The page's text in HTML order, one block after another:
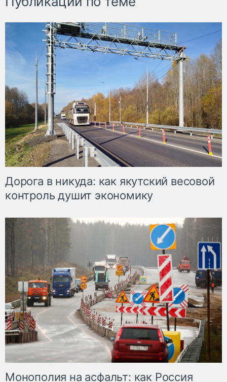
Дорога в никуда: как якутский весовой
контроль душит экономику
Монополия на асфальт: как Россия